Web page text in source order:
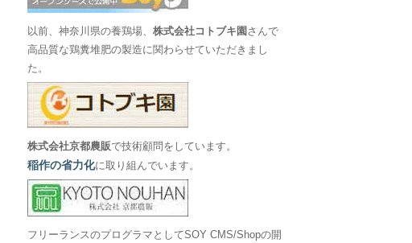
以前、神奈川県の養鶏場、株式会社コトブキ園 さんで
高品質な鶏糞堆肥の製造に関わらせていただきまし
た。
株式会社京都農販で技術顧問をしています。
稲作の省力化に取り組んでいます。
フリーランスのプログラマとしてSOY CMS/Shopの開